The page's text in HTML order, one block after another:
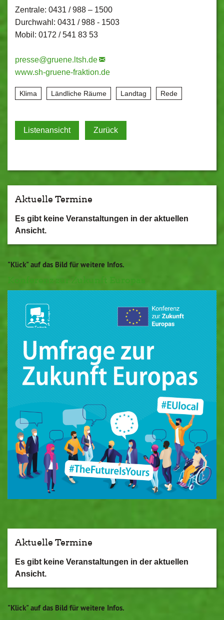
Zentrale: 0431 / 988 – 1500
Durchwahl: 0431 / 988 - 1503
Mobil: 0172 / 541 83 53
presse@gruene.ltsh.de
www.sh-gruene-fraktion.de
Klima Ländliche Räume Landtag Rede
Listenansicht Zurück
Aktuelle Termine
Es gibt keine Veranstaltungen in der aktuellen
Ansicht.
"Klick" auf das Bild für weitere Infos.
Aktuelle Termine
Es gibt keine Veranstaltungen in der aktuellen
Ansicht.
"Klick" auf das Bild für weitere Infos.